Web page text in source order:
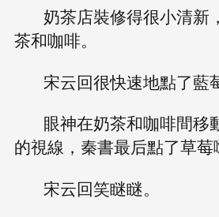
奶茶店裝修得很小清新
茶和咖啡。
宋云回很快速地點了藍
眼神在奶茶和咖啡間移
的視線，秦書最后點了草莓
宋云回笑瞇瞇。